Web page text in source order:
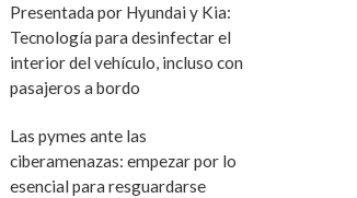
Presentada por Hyundai y Kia:
Tecnología para desinfectar el
interior del vehículo, incluso con
pasajeros a bordo
Las pymes ante las
ciberamenazas: empezar por lo
esencial para resguardarse